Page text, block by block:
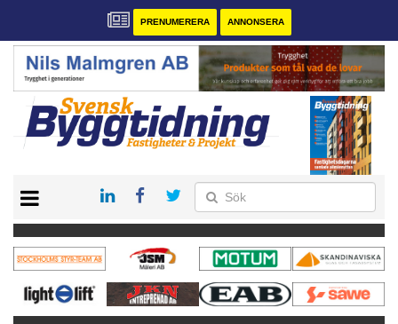
PRENUMERERA ANNONSERA
PRENUMERERA
VÅRA ANDRA MAGASIN
ANNONSERA